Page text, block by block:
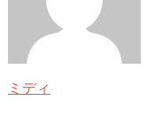
ミディ